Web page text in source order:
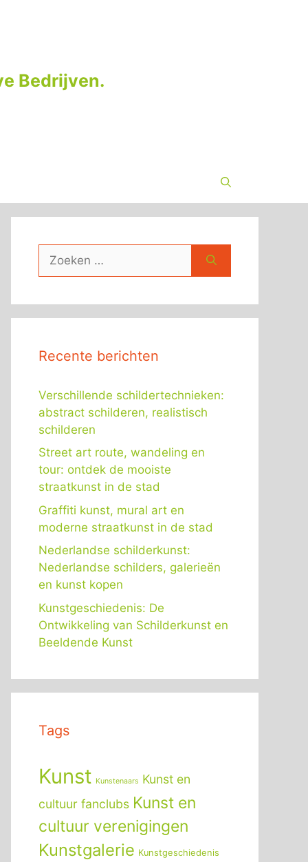
Bedrijven.
naar:
Recente berichten
Verschillende schildertechnieken:
abstract schilderen, realistisch
schilderen
Street art route, wandeling en
tour: ontdek de mooiste
straatkunst in de stad
Graffiti kunst, mural art en
moderne straatkunst in de stad
Nederlandse schilderkunst:
Nederlandse schilders, galerieën
en kunst kopen
Kunstgeschiedenis: De
Ontwikkeling van Schilderkunst en
Beeldende Kunst
Tags
Kunst Kunstenaars Kunst en
cultuur fanclubs Kunst en
cultuur verenigingen
Kunstgalerie Kunstgeschiedenis